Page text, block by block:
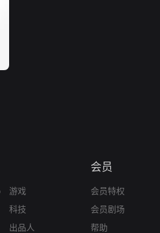
游戏
科技
出品人
会员
会员特权
会员剧场
帮助